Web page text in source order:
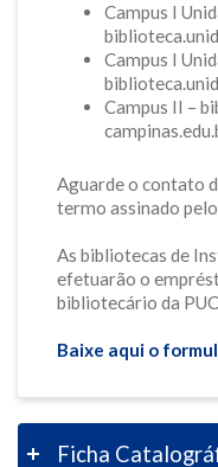
Campus I
Campus I
Campus II –
Aguarde o contato
termo assinado
As bibliotecas de
efetuarão o
bibliotecário da
Baixe aqui o
Ficha